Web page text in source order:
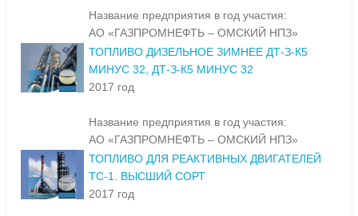
Название предприятия в год участия:
АО «ГАЗПРОМНЕФТЬ – ОМСКИЙ НПЗ»
ТОПЛИВО ДИЗЕЛЬНОЕ ЗИМНЕЕ ДТ-З-К5
МИНУС 32, ДТ-З-К5 МИНУС 32
2017 год
Название предприятия в год участия:
АО «ГАЗПРОМНЕФТЬ – ОМСКИЙ НПЗ»
ТОПЛИВО ДЛЯ РЕАКТИВНЫХ ДВИГАТЕЛЕЙ
ТС-1. ВЫСШИЙ СОРТ
2017 год